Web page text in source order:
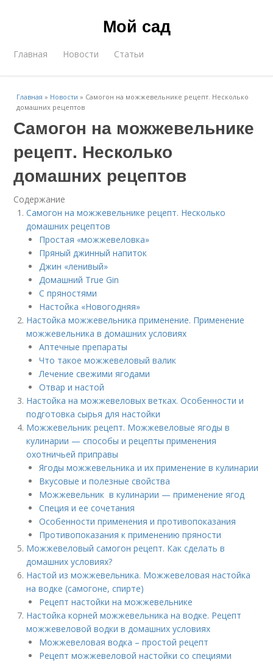
Мой сад
Главная Новости Статьи
Главная » Новости » Самогон на можжевельнике рецепт. Несколько
домашних рецептов
Самогон на можжевельнике
рецепт. Несколько
домашних рецептов
Содержание
Самогон на можжевельнике рецепт. Несколько
домашних рецептов
Простая «можжевеловка»
Пряный джинный напиток
Джин «ленивый»
Домашний True Gin
С пряностями
Настойка «Новогодняя»
Настойка можжевельника применение. Применение
можжевельника в домашних условиях
Аптечные препараты
Что такое можжевеловый валик
Лечение свежими ягодами
Отвар и настой
Настойка на можжевеловых ветках. Особенности и
подготовка сырья для настойки
Можжевельник рецепт. Можжевеловые ягоды в
кулинарии — способы и рецепты применения
охотничьей приправы
Ягоды можжевельника и их применение в кулинарии
Вкусовые и полезные свойства
Можжевельник в кулинарии — применение ягод
Специя и ее сочетания
Особенности применения и противопоказания
Противопоказания к применению пряности
Можжевеловый самогон рецепт. Как сделать в
домашних условиях?
Настой из можжевельника. Можжевеловая настойка
на водке (самогоне, спирте)
Рецепт настойки на можжевельнике
Настойка корней можжевельника на водке. Рецепт
можжевеловой водки в домашних условиях
Можжевеловая водка – простой рецепт
Рецепт можжевеловой настойки со специями